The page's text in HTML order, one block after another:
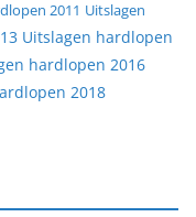
2011 Uitslagen
Uitslagen hardlopen
hardlopen 2016
2018